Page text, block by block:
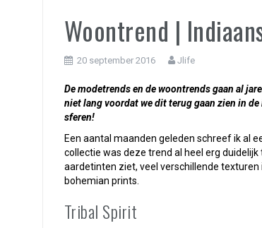
Woontrend |
20 september 2016 Jlife
De modetrends en de woontrends gaan al
niet lang voordat we dit terug gaan zien in
sferen!
Een aantal maanden geleden schreef ik al
collectie was deze trend al heel erg
aardetinten ziet, veel verschillende
bohemian prints.
Tribal Spirit